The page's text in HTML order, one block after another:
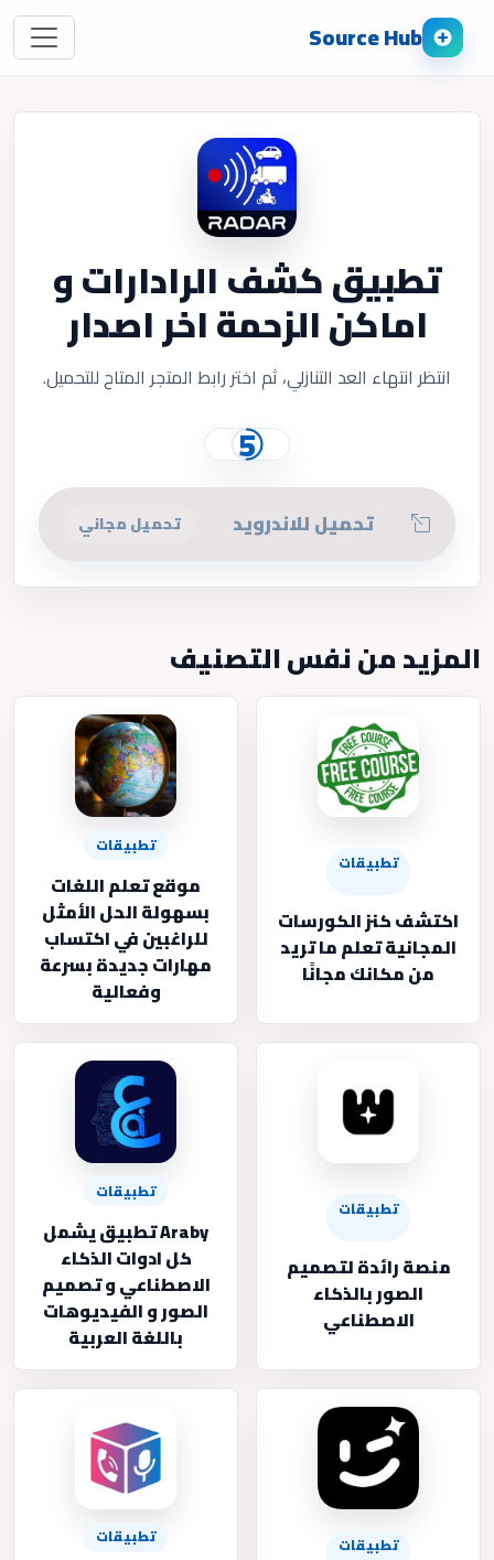
Source Hub
تطبيق كشف الرادارات و
اماكن الزحمة اخر اصدار
انتظر انتهاء العد التنازلي، ثم اختر رابط المتجر المتاح للتحميل.
4
تحميل للاندرويد تحميل مجاني
المزيد من نفس التصنيف
تطبيقات
اكتشف كنز الكورسات
المجانية تعلم ما تريد
من مكانك مجانًا
تطبيقات
موقع تعلم اللغات
بسهولة الحل الأمثل
للراغبين في اكتساب
مهارات جديدة بسرعة
وفعالية
تطبيقات
منصة رائدة لتصميم
الصور بالذكاء
الاصطناعي
تطبيقات
Araby تطبيق يشمل
كل ادوات الذكاء
الاصطناعي و تصميم
الصور و الفيديوهات
باللغة العربية
تطبيقات تطبيقات